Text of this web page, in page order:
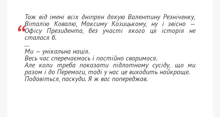
Тож від імені всіх дніпрян дякую Валентину Резніченку,
Віталію Ковалю, Максиму Козицькому, ну і звісно —
Офісу Президента, без участі якого ця історія не
сталася б.
…
Ми — унікальна нація.
Весь час сперечаємось і постійно сваримося.
Але коли треба показати підлотному сусіду, що ми
разом і до Перемоги, тоді у нас це виходить найкраще.
Подавіться, паскуди. Я ж вас попереджав.